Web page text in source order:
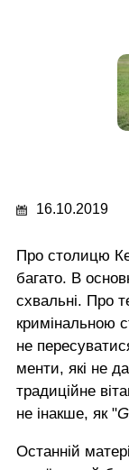
16.10.2019
Про столицю
багато. В
схвальні. Про
кримінальною
не
менти, які не
традиційне
не інакше, як "
Останній